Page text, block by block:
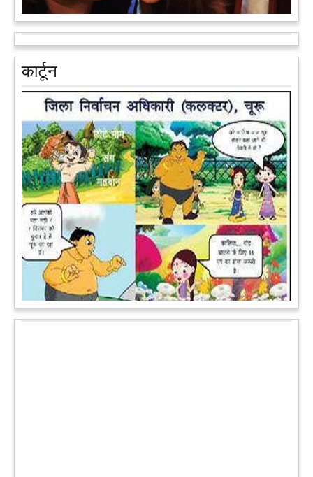
आरक्षण के विरोध में राजा भैया बोले, प्रमोशन का आधार गुणवत्ता और
वरिष्ठता हो, जाति नहीं
प्रतापगढ़ के कुंडा से बाहुबली विधायक रघुराज प्रताप सिंह उर्फ राजा भैया ने
शुक्रवार को लखनऊ में प्रेस कांफ्रेंस कर नई राजनीतिक पार्टी बनाने की
आधिकारिक घोषणा करते हुए पार्टी के मुद्दों के बारे में बताया.आगे पढ़ें
पेट पकड़ कर हंसने पर मजबूर हो जायेंगे आप जानवरों की ये अदाएं देखकर
कल्पना कीजिये उस दृश्य की, जिसमें कोई गिलहरी किसी मेंढक के साथ
लिप-लॉक कर रही हो। गिलहरी झूला झूल रही हो।आगे पढ़ें
कार्टून